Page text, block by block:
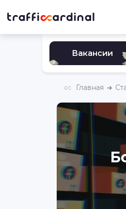
Вакансии
Главная